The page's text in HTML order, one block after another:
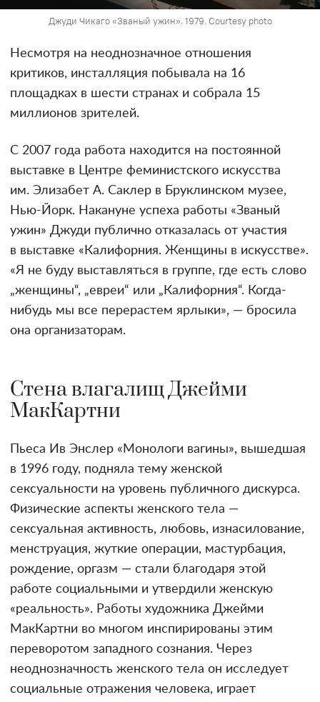
Джуди Чикаго «Званый ужин». 1979. Courtesy photo
Несмотря на неоднозначное отношения
критиков, инсталляция побывала на 16
площадках в шести странах и собрала 15
миллионов зрителей.
С 2007 года работа находится на постоянной
выставке в Центре феминистского искусства
им. Элизабет А. Саклер в Бруклинском музее,
Нью-Йорк. Накануне успеха работы «Званый
ужин» Джуди публично отказалась от участия
в выставке «Калифорния. Женщины в искусстве».
«Я не буду выставляться в группе, где есть слово
„женщины“, „евреи“ или „Калифорния“. Когда-
нибудь мы все перерастем ярлыки», — бросила
она организаторам.
Стена влагалищ Джейми
МакКартни
Пьеса Ив Энслер «Монологи вагины», вышедшая
в 1996 году, подняла тему женской
сексуальности на уровень публичного дискурса.
Физические аспекты женского тела —
сексуальная активность, любовь, изнасилование,
менструация, жуткие операции, мастурбация,
рождение, оргазм — стали благодаря этой
работе социальными и утвердили женскую
«реальность». Работы художника Джейми
МакКартни во многом инспирированы этим
переворотом западного сознания. Через
неоднозначность женского тела он исследует
социальные отражения человека, играет